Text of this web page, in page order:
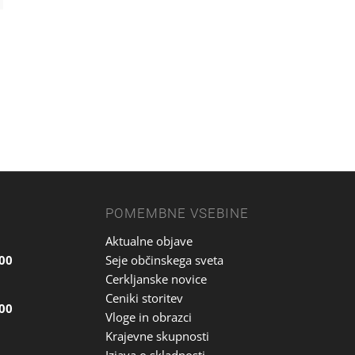
POMEMBNE VSEBINE
Aktualne objave
Seje občinskega sveta
Cerkljanske novice
Ceniki storitev
Vloge in obrazci
Krajevne skupnosti